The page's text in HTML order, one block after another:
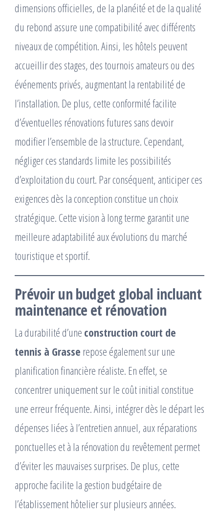
dimensions officielles, de la planéité et de la qualité
du rebond assure une compatibilité avec différents
niveaux de compétition. Ainsi, les hôtels peuvent
accueillir des stages, des tournois amateurs ou des
événements privés, augmentant la rentabilité de
l’installation. De plus, cette conformité facilite
d’éventuelles rénovations futures sans devoir
modifier l’ensemble de la structure. Cependant,
négliger ces standards limite les possibilités
d’exploitation du court. Par conséquent, anticiper ces
exigences dès la conception constitue un choix
stratégique. Cette vision à long terme garantit une
meilleure adaptabilité aux évolutions du marché
touristique et sportif.
Prévoir un budget global incluant
maintenance et rénovation
La durabilité d’une construction court de
tennis à Grasse repose également sur une
planification financière réaliste. En effet, se
concentrer uniquement sur le coût initial constitue
une erreur fréquente. Ainsi, intégrer dès le départ les
dépenses liées à l’entretien annuel, aux réparations
ponctuelles et à la rénovation du revêtement permet
d’éviter les mauvaises surprises. De plus, cette
approche facilite la gestion budgétaire de
l’établissement hôtelier sur plusieurs années.